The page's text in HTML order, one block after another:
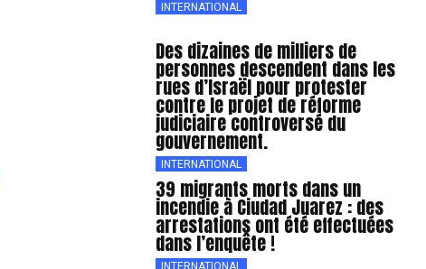
INTERNATIONAL
Des dizaines de milliers de
personnes descendent dans les
rues d’Israël pour protester
contre le projet de réforme
judiciaire controversé du
gouvernement.
INTERNATIONAL
39 migrants morts dans un
incendie à Ciudad Juarez : des
arrestations ont été effectuées
dans l’enquête !
INTERNATIONAL